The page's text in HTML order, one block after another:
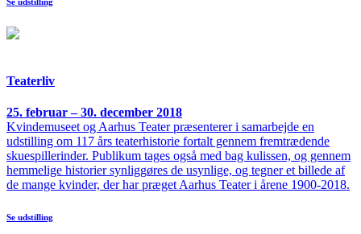
Teaterliv
25. februar – 30. december 2018
Kvindemuseet og Aarhus Teater præsenterer i samarbejde en
udstilling om 117 års teaterhistorie fortalt gennem fremtrædende
skuespillerinder. Publikum tages også med bag kulissen, og gennem
hemmelige historier synliggøres de usynlige, og tegner et billede af
de mange kvinder, der har præget Aarhus Teater i årene 1900-2018.
Se udstilling